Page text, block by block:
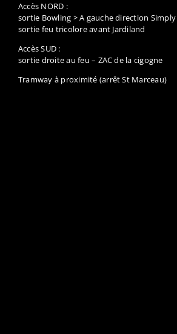
Accès NORD :
sortie Bowling > A gauche direction
sortie feu tricolore avant Jardiland
Accès SUD :
sortie droite au feu – ZAC de la cigogne
Tramway à proximité (arrêt St Marceau)